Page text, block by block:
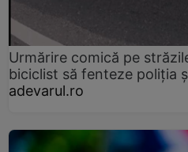
Urmărire comică pe
biciclist să fenteze poliția
adevarul.ro